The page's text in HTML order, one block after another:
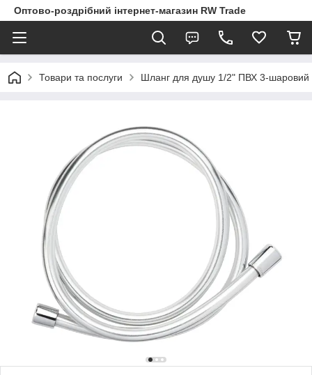
Оптово-роздрібний інтернет-магазин RW Trade
Товари та послуги Шланг для душу 1/2" ПВХ 3-шаровий